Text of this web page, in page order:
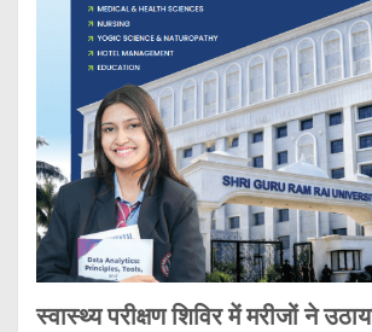
स्वास्थ्य परीक्षण शिविर में मरीजों ने